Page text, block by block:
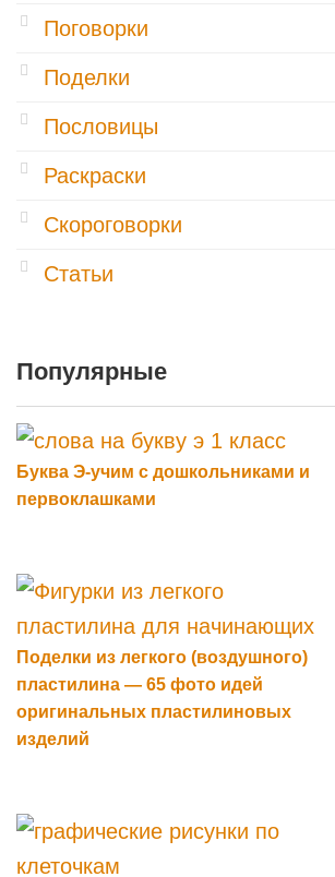
Поговорки
Поделки
Пословицы
Раскраски
Скороговорки
Статьи
Популярные
Буква Э-учим с дошкольниками и
первоклашками
Поделки из легкого (воздушного)
пластилина — 65 фото идей
оригинальных пластилиновых
изделий